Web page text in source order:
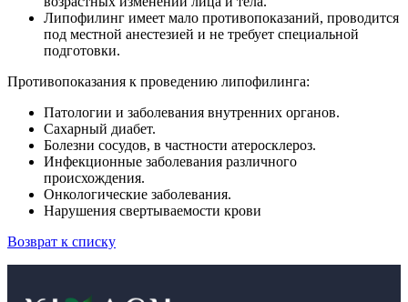
80-30
599-880
Липофилинг имеет мало противопоказаний, проводится
под местной анестезией и не требует специальной
подготовки.
Противопоказания к проведению липофилинга:
Патологии и заболевания внутренних органов.
Сахарный диабет.
Болезни сосудов, в частности атеросклероз.
Инфекционные заболевания различного
происхождения.
Онкологические заболевания.
Нарушения свертываемости крови
Возврат к списку